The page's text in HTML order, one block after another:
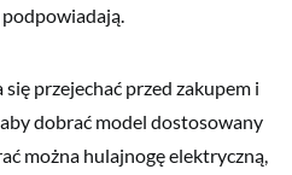
przejechać przed zakupem i
dobrać model dostosowany
można hulajnogę elektryczną,